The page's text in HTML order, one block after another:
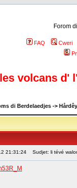
Forom
FAQ
Cweri
volcans d'
di Berdelaedjes ->
21:31:24 Sudjet: li tévé